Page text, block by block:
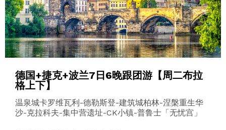
德国+捷克+波兰7日6晚跟团游【周二布拉
格上下】
温泉城卡罗维瓦利-德勒斯登-建筑城柏林-涅槃重生华
沙-克拉科夫-集中营遗址-CK小镇-普鲁士「无忧宫」